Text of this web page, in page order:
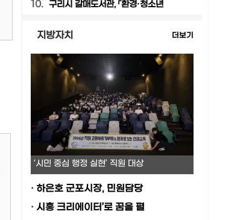
10. 구리시 갈매도서관, 「환경·청소년
지방자치 더보기
‘시민 중심 행정 실현’ 직원 대상
· 하은호 군포시장, 민원담당
· 시흥 크리에이터’로 꿈을 펼